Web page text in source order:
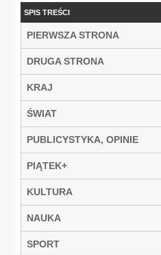
SPIS TREŚCI
PIERWSZA STRONA
DRUGA STRONA
KRAJ
ŚWIAT
PUBLICYSTYKA, OPINIE
PIĄTEK+
KULTURA
NAUKA
SPORT